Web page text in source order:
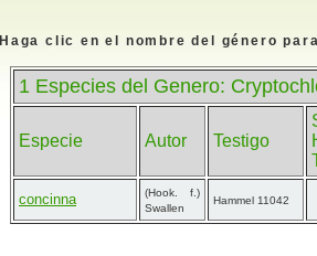
Haga clic en el nombre del género
1 Especies del Genero:
Especie Autor Testigo
concinna
(Hook. f.)
Swallen
Hammel 11042